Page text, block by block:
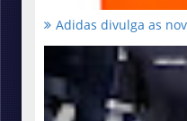
Adidas divulga as